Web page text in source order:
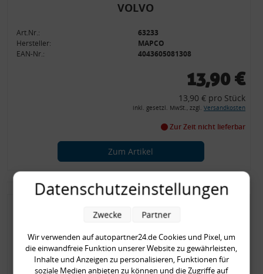
VOLVO
Art.Nr.:
63233
Hersteller:
MAPCO
EAN-Nr.:
4043605081308
13,90 €
13,90 € pro Stück
inkl. gesetzl. MwSt., zzgl. Versandkosten
Zur Zeit nicht lieferbar
Zum Artikel
JUMPER, FIAT DUCATO,
PEUGEOT , ALFA ROMEO,
Datenschutzeinstellungen
Wir verwenden auf autopartner24.de Cookies und Pixel, um
die einwandfreie Funktion unserer Website zu gewährleisten,
Inhalte und Anzeigen zu personalisieren, Funktionen für
soziale Medien anbieten zu können und die Zugriffe auf
Zwecke Partner